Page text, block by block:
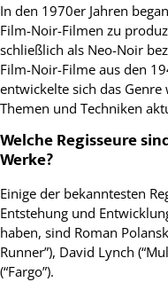
In den 1970er Jahren
Film-Noir-Filmen zu
schließlich als Neo-Noir
Film-Noir-Filme aus den
entwickelte sich das
Themen und Techniken
Welche Regisseure
Werke?
Einige der bekanntesten
Entstehung und
haben, sind Roman
Runner”), David Lynch
(“Fargo”).